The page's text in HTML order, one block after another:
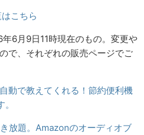
こちら
6月9日11時現在のもの。変更や
で、それぞれの販売ページでご
動で教えてくれる！節約便利機
放題。Amazonのオーディオブ